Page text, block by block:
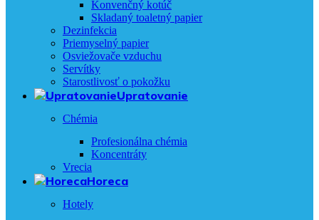
Konvenčný kotúč
Skladaný toaletný papier
Dezinfekcia
Priemyselný papier
Osviežovače vzduchu
Servítky
Starostlivosť o pokožku
Upratovanie
Chémia
Profesionálna chémia
Koncentráty
Vrecia
Horeca
Hotely